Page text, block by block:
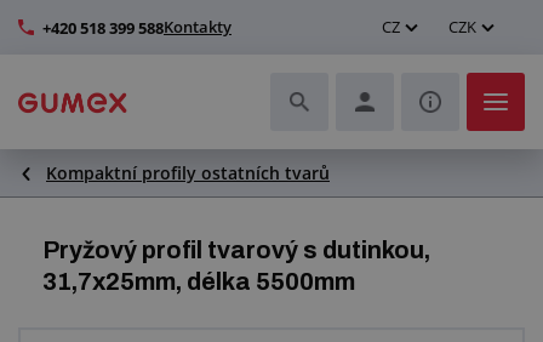
+420 518 399 588Kontakty CZ CZK
Hadice a jejich kompletace
Profily a výroba těsnění
Kompaktní profily ostatních tvarů
Pryžový profil tvarový s dutinkou,
31,7x25mm, délka 5500mm